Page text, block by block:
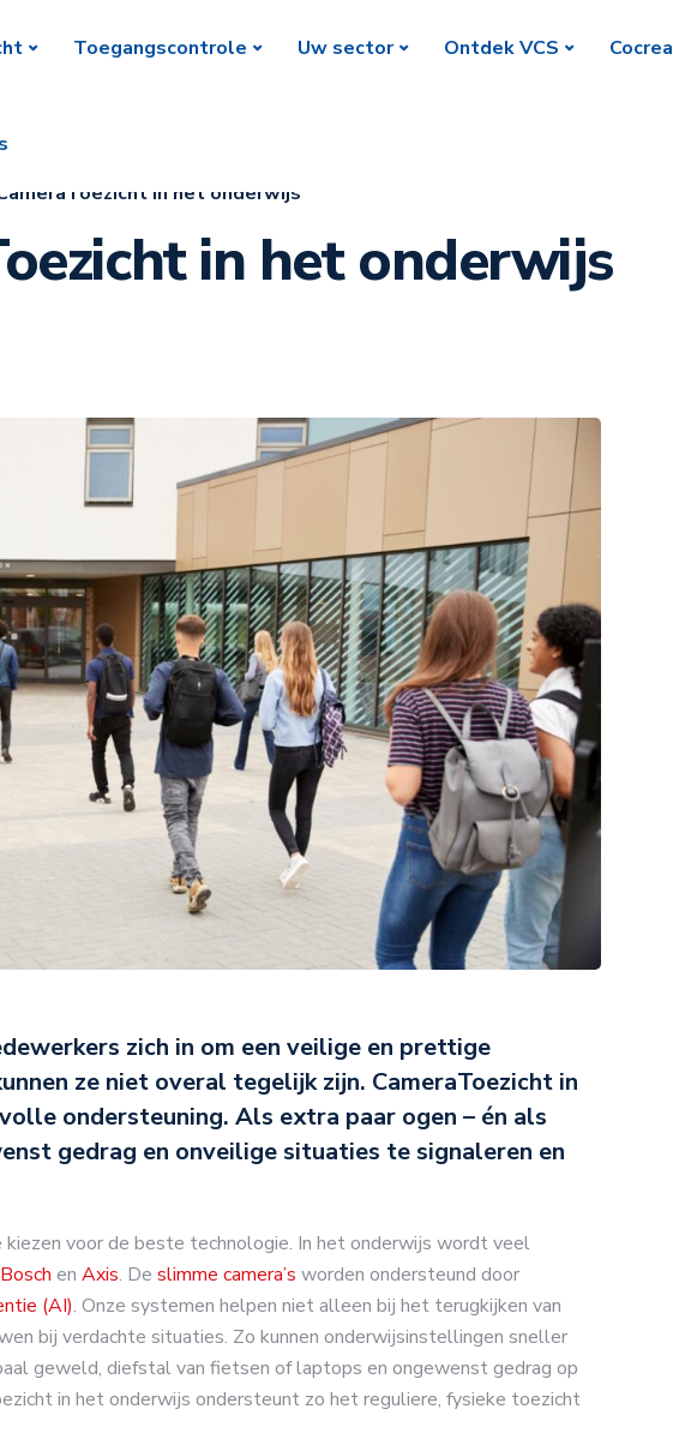
Toegangscontrole Uw sector Ontdek VCS
in het onderwijs
in het onderwijs
zich in om een veilige en prettige
ze niet overal tegelijk zijn. CameraToezicht in
ondersteuning. Als extra paar ogen – én als
gedrag en onveilige situaties te signaleren en
voor de beste technologie. In het onderwijs wordt veel
Bosch en Axis. De slimme camera’s worden ondersteund door
(AI). Onze systemen helpen niet alleen bij het terugkijken van
bij verdachte situaties. Zo kunnen onderwijsinstellingen sneller
geweld, diefstal van fietsen of laptops en ongewenst gedrag op
in het onderwijs ondersteunt zo het reguliere, fysieke toezicht